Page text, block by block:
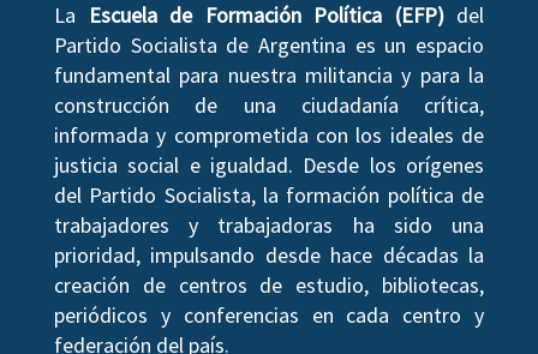
La
Escuela de Formación Política (EFP)del
Partido Socialista de Argentina es un espacio
fundamental para nuestra militancia y para la
construcción de una ciudadanía crítica,
informada y comprometida con los ideales de
justicia social e igualdad. Desde los orígenes
del Partido Socialista, la formación política de
trabajadores y trabajadoras ha sido una
prioridad, impulsando desde hace décadas la
creación de centros de estudio, bibliotecas,
periódicos y conferencias en cada centro y
federación del país.